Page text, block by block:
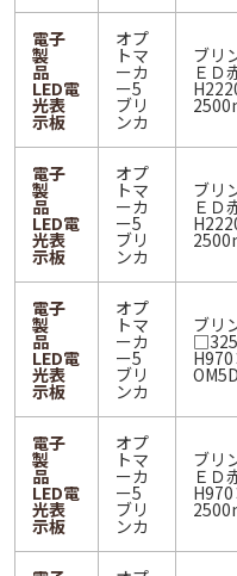
電子
製
品
LED電
光表
示板
オプ
トマ
ーカ
ー5
ブリ
ンカ
ブリ
ＥＤ
電子
製
品
LED電
光表
示板
オプ
トマ
ーカ
ー5
ブリ
ンカ
ブリ
ＥＤ
電子
製
品
LED電
光表
示板
オプ
トマ
ーカ
ー5
ブリ
ンカ
ブリ
電子
製
品
LED電
光表
示板
オプ
トマ
ーカ
ー5
ブリ
ンカ
ブリ
ＥＤ